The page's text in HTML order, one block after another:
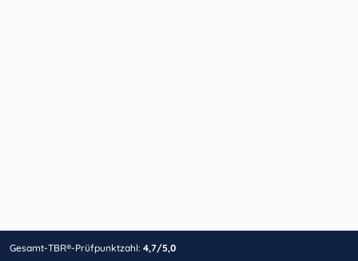
Gesamt-TBR®-Prüfpunktzahl: 4,7/5,0